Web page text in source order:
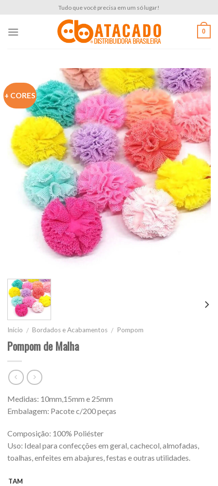
content
Tudo que você precisa em um só lugar!
0
+ CORES
Início / Bordados e Acabamentos / Pompom
Pompom de Malha
Medidas: 10mm,15mm e 25mm
Embalagem: Pacote c/200 peças
Composição: 100% Poliéster
Uso: Ideal para confecções em geral, cachecol, almofadas,
toalhas, enfeites em abajures, festas e outras utilidades.
TAM